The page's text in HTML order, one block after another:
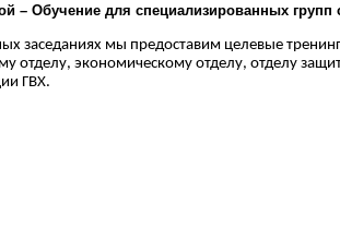
– Обучение для специализированных групп
заседаниях мы предоставим целевые
отделу, экономическому отделу, отделу
ГВХ.